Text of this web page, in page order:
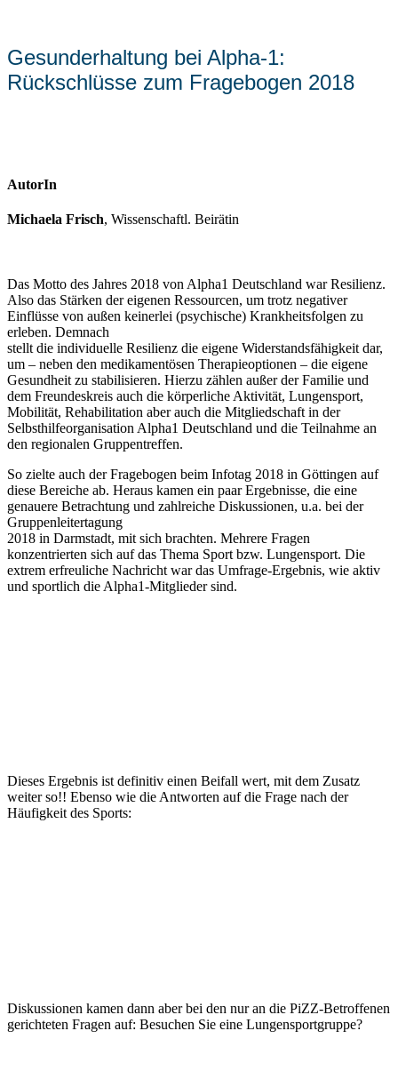
Gesunderhaltung bei Alpha-1:
Rückschlüsse zum Fragebogen 2018
AutorIn
Michaela Frisch, Wissenschaftl. Beirätin
Das Motto des Jahres 2018 von Alpha1 Deutschland war Resilienz.
Also das Stärken der eigenen Ressourcen, um trotz negativer
Einflüsse von außen keinerlei (psychische) Krankheitsfolgen zu
erleben. Demnach
stellt die individuelle Resilienz die eigene Widerstandsfähigkeit dar,
um – neben den medikamentösen Therapieoptionen – die eigene
Gesundheit zu stabilisieren. Hierzu zählen außer der Familie und
dem Freundeskreis auch die körperliche Aktivität, Lungensport,
Mobilität, Rehabilitation aber auch die Mitgliedschaft in der
Selbsthilfeorganisation Alpha1 Deutschland und die Teilnahme an
den regionalen Gruppentreffen.
So zielte auch der Fragebogen beim Infotag 2018 in Göttingen auf
diese Bereiche ab. Heraus kamen ein paar Ergebnisse, die eine
genauere Betrachtung und zahlreiche Diskussionen, u.a. bei der
Gruppenleitertagung
2018 in Darmstadt, mit sich brachten. Mehrere Fragen
konzentrierten sich auf das Thema Sport bzw. Lungensport. Die
extrem erfreuliche Nachricht war das Umfrage-Ergebnis, wie aktiv
und sportlich die Alpha1-Mitglieder sind.
Dieses Ergebnis ist definitiv einen Beifall wert, mit dem Zusatz
weiter so!! Ebenso wie die Antworten auf die Frage nach der
Häufigkeit des Sports:
Diskussionen kamen dann aber bei den nur an die PiZZ-Betroffenen
gerichteten Fragen auf: Besuchen Sie eine Lungensportgruppe?